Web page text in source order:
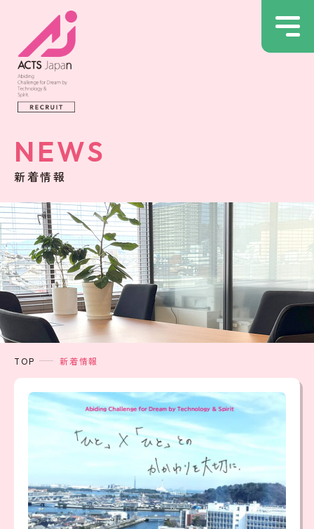
NEWS
新着情報
TOP 新着情報